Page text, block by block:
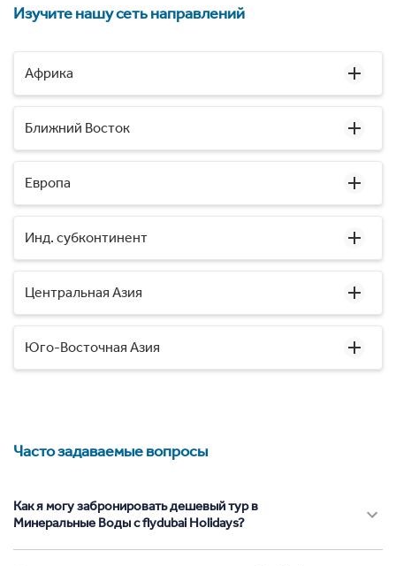
Изучите нашу сеть направлений
Африка
Ближний Восток
Европа
Инд. субконтинент
Центральная Азия
Юго-Восточная Азия
Часто задаваемые вопросы
Как я могу забронировать дешевый тур в
Минеральные Воды с flydubai Holidays?